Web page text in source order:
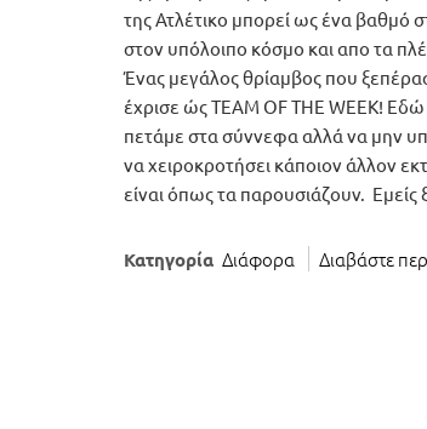
της Ατλέτικο μπορεί ως ένα
στον υπόλοιπο κόσμο και απο τα
Ένας μεγάλος θρίαμβος που
έχρισε ώς TEAM OF THE WEEK!
πετάμε στα σύννεφα αλλά να μην
να χειροκροτήσει κάποιον άλλον
είναι όπως τα παρουσιάζουν.
Κατηγορία Διάφορα Διαβάστε